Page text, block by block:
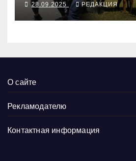
28.09.2025 РЕДАКЦИЯ
О сайте
Рекламодателю
Контактная информация